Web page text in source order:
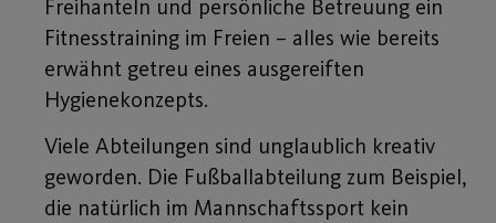
Freihanteln und persönliche Betreuung ein
Fitnesstraining im Freien – alles wie bereits
erwähnt getreu eines ausgereiften
Hygienekonzepts.
Viele Abteilungen sind unglaublich kreativ
geworden. Die Fußballabteilung zum Beispiel,
die natürlich im Mannschaftssport kein